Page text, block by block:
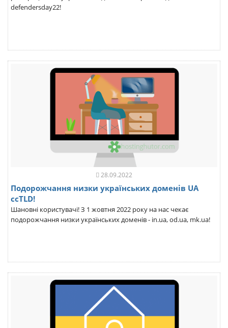
defendersday22!
28.09.2022
Подорожчання низки українських доменів UA
ccTLD!
Шановні користувачі! З 1 жовтня 2022 року на нас чекає
подорожчання низки українських доменів - in.ua, od.ua, mk.ua!